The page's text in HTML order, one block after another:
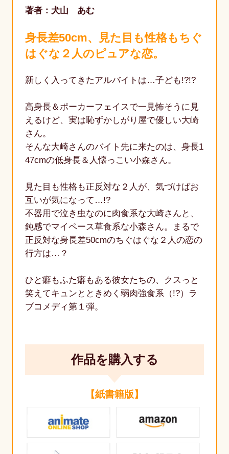
著者：犬山 あむ
身長差50cm、見た目も性格もちぐ
はぐな２人のピュアな恋。
新しく入ってきたアルバイトは…子ども!?!?
高身長＆ポーカーフェイスで一見怖そうに見
えるけど、実は恥ずかしがり屋で優しい大崎
さん。
そんな大崎さんのバイト先に来たのは、身長1
47cmの低身長＆人懐っこい小森さん。
見た目も性格も正反対な２人が、気づけばお
互いが気になって…!?
不器用で泣き虫なのに肉食系な大崎さんと、
鈍感でマイペース草食系な小森さん。まるで
正反対な身長差50cmのちぐはぐな２人の恋の
行方は…？
ひと癖もふた癖もある彼女たちの、クスっと
笑えてキュンとときめく弱肉強食系（!?）ラ
ブコメディ第１弾。
作品を購入する
【紙書籍版】